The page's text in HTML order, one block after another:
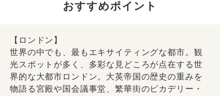
おすすめポイント
【ロンドン】
世界の中でも、最もエキサイティングな都市。観
光スポットが多く、多彩な見どころが点在する世
界的な大都市ロンドン。大英帝国の歴史の重みを
物語る宮殿や国会議事堂、繁華街のピカデリー・